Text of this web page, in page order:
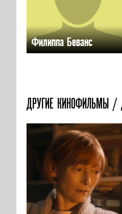
Филиппа Беванс
ДРУГИЕ КИНОФИЛЬМЫ /